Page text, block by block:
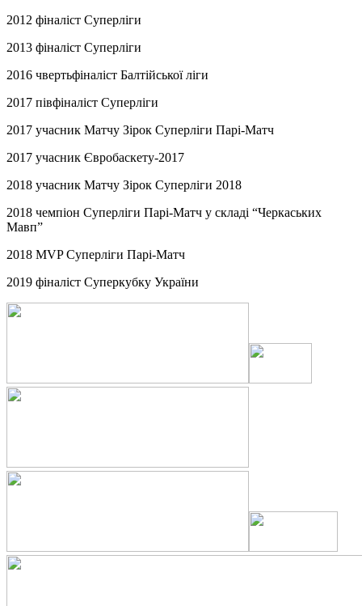
2012 фіналіст Суперліги
2013 фіналіст Суперліги
2016 чвертьфіналіст Балтійської ліги
2017 півфіналіст Суперліги
2017 учасник Матчу Зірок Суперліги Парі-Матч
2017 учасник Євробаскету-2017
2018 учасник Матчу Зірок Суперліги 2018
2018 чемпіон Суперліги Парі-Матч у складі “Черкаських
Мавп”
2018 MVP Суперліги Парі-Матч
2019 фіналіст Суперкубку України